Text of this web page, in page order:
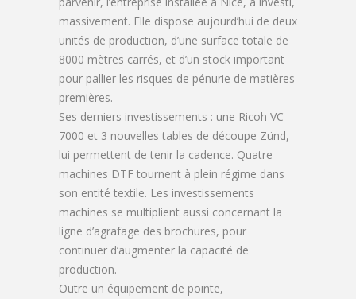
massivement. Elle dispose aujourd’hui de deux
unités de production, d’une surface totale de
8000 mètres carrés, et d’un stock important
pour pallier les risques de pénurie de matières
premières.
Ses derniers investissements : une Ricoh VC
7000 et 3 nouvelles tables de découpe Zünd,
lui permettent de tenir la cadence. Quatre
machines DTF tournent à plein régime dans
son entité textile. Les investissements
machines se multiplient aussi concernant la
ligne d’agrafage des brochures, pour
continuer d’augmenter la capacité de
production.
Outre un équipement de pointe,